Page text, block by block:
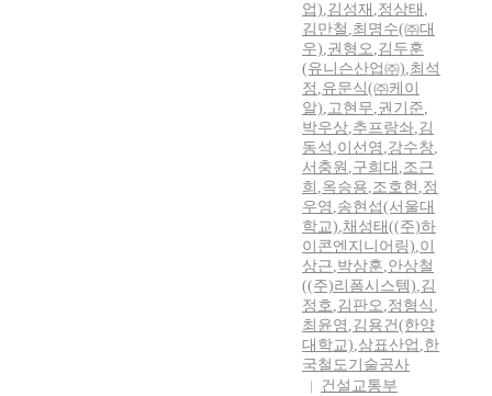
업),김성재 ,정상태 ,
김만철 ,최명수(㈜대
우),권형오,김두훈
(유니슨산업㈜),최석
정 ,유문식(㈜케이
알),고현무,권기준,
박우상,추프랑솨,김
동석 ,이선영 ,강수창,
서충원 ,구희대 ,조근
희 ,옥승용,조호현 ,정
우영 ,송현섭(서울대
학교),채성태((주)하
이콘엔지니어링),이
상근,박상훈,안상철
((주)리폼시스템),김
정호,김판오,정형식 ,
최윤영 ,김용건(한양
대학교),삼표산업 ,한
국철도기술공사
건설교통부